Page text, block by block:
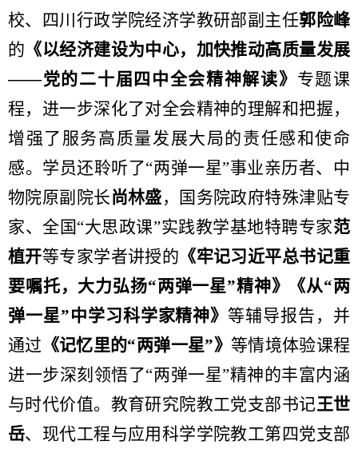
校、四川行政学院经济学教研部副主任郭险峰
的 《以经济建设为中心，加快推动高质量发展
——党的二十届四中全会精神解读》 专题课
程，进一步深化了对全会精神的理解和把握，
增强了服务高质量发展大局的责任感和使命
感。学员还聆听了“两弹一星”事业亲历者、中
物院原副院长尚林盛，国务院政府特殊津贴专
家、全国“大思政课”实践教学基地特聘专家范
植开等专家学者讲授的 《牢记习近平总书记重
要嘱托，大力弘扬“两弹一星”精神》《从“两
弹一星”中学习科学家精神》等辅导报告，并
通过 《记忆里的“两弹一星”》 等情境体验课程
进一步深刻领悟了“两弹一星”精神的丰富内涵
与时代价值。教育研究院教工党支部书记王世
岳、现代工程与应用科学学院教工第四党支部